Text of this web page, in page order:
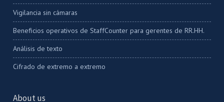
Vigilancia sin cámaras
Beneficios operativos de StaffCounter para gerentes de RR.HH.
Análisis de texto
Cifrado de extremo a extremo
About us